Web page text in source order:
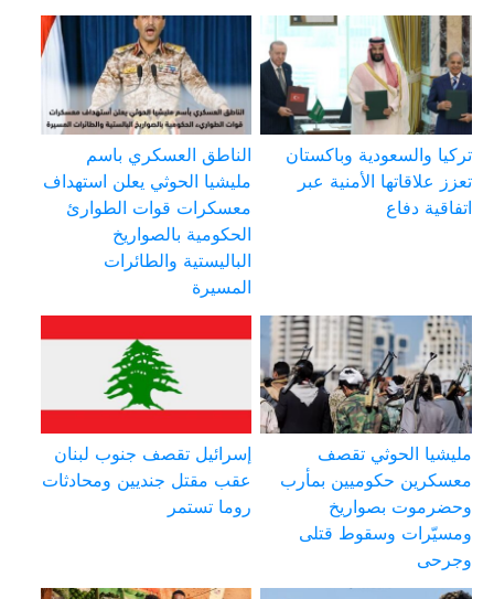
تركيا والسعودية وباكستان
تعزز علاقاتها الأمنية عبر
اتفاقية دفاع
الناطق العسكري باسم
مليشيا الحوثي يعلن استهداف
معسكرات قوات الطوارئ
الحكومية بالصواريخ
الباليستية والطائرات
المسيرة
مليشيا الحوثي تقصف
معسكرين حكوميين بمأرب
وحضرموت بصواريخ
ومسيّرات وسقوط قتلى
وجرحى
إسرائيل تقصف جنوب لبنان
عقب مقتل جنديين ومحادثات
روما تستمر